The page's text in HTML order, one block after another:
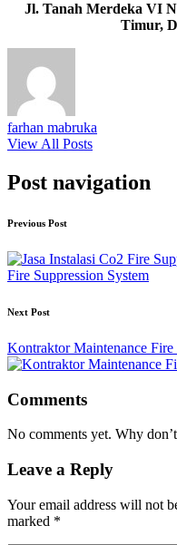
Jl. Tanah Merdeka VI
Timur,
farhan mabruka
View All Posts
Post navigation
Previous Post
Fire Suppression System
Next Post
Kontraktor Maintenance Fire
Comments
No comments yet. Why
Leave a Reply
Your email address will not
marked *